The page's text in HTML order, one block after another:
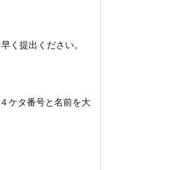
く提出ください。
ケタ番号と名前を大